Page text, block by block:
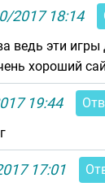
2017 18:14
ведь эти
хороший
19:44
17:01